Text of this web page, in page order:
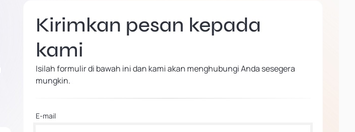
Kirimkan pesan kepada
kami
Isilah formulir di bawah ini dan kami akan menghubungi Anda sesegera
mungkin.
E-mail